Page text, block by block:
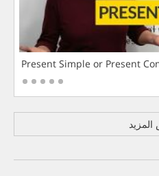
Present Simple or Present